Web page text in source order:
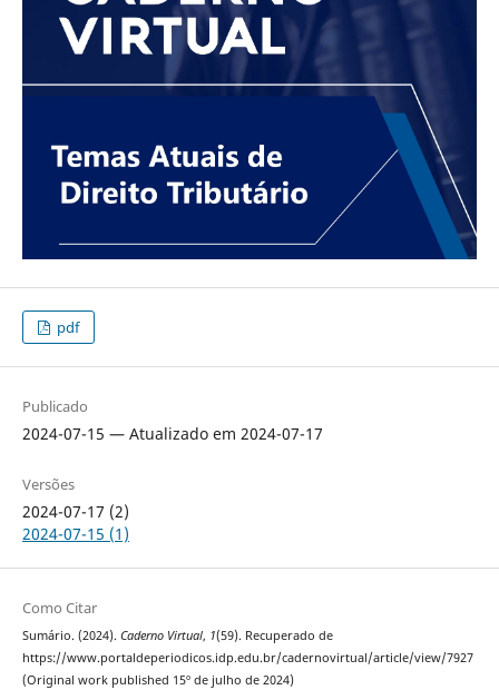
pdf
Publicado
2024-07-15 — Atualizado em 2024-07-17
Versões
2024-07-17 (2)
2024-07-15 (1)
Como Citar
Sumário. (2024). Caderno Virtual, 1(59). Recuperado de
https://www.portaldeperiodicos.idp.edu.br/cadernovirtual/article/view/7927
(Original work published 15º de julho de 2024)